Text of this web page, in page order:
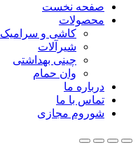
صفحه نخست
محصولات
کاشی و سرامیک
شیرآلات
چینی بهداشتی
وان حمام
درباره ما
تماس با ما
شوروم مجازی